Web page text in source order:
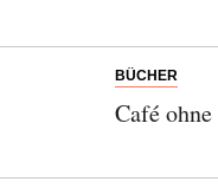
BÜCHER
Café
Orte,